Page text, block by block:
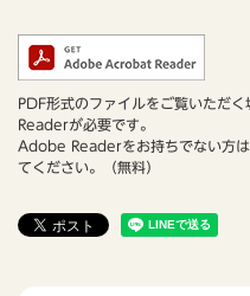
PDF形式のファイルをご覧いただ
Readerが必要です。
Adobe Readerをお持ちでない方
てください。（無料）